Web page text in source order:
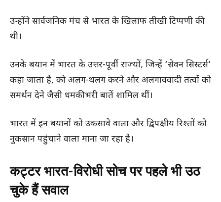
उन्होंने सार्वजनिक मंच से भारत के खिलाफ तीखी टिप्पणी की
थी।
उनके बयान में भारत के उत्तर-पूर्वी राज्यों, जिन्हें ‘सेवन सिस्टर्स’
कहा जाता है, को अलग-थलग करने और अलगाववादी तत्वों को
समर्थन देने जैसी धमकी भरी बातें शामिल थीं।
भारत में इन बयानों को उकसावे वाला और द्विपक्षीय रिश्तों को
नुकसान पहुंचाने वाला माना जा रहा है।
कट्टर भारत-विरोधी सोच पर पहले भी उठ
चुके हैं सवाल